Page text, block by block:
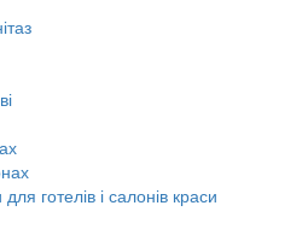
готелів і салонів краси